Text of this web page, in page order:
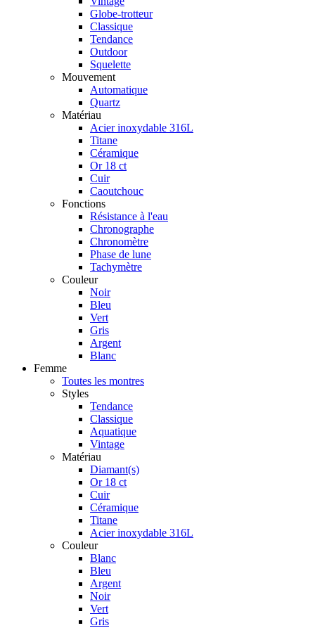
Globe-trotteur
Classique
Tendance
Outdoor
Squelette
Mouvement
Automatique
Quartz
Matériau
Acier inoxydable 316L
Titane
Céramique
Or 18 ct
Cuir
Caoutchouc
Fonctions
Résistance à l'eau
Chronographe
Chronomètre
Phase de lune
Tachymètre
Couleur
Noir
Bleu
Vert
Gris
Argent
Blanc
Femme
Toutes les montres
Styles
Tendance
Classique
Aquatique
Vintage
Matériau
Diamant(s)
Or 18 ct
Cuir
Céramique
Titane
Acier inoxydable 316L
Couleur
Blanc
Bleu
Argent
Noir
Vert
Gris